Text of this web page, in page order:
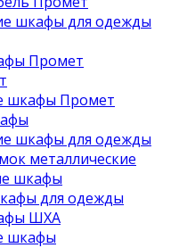
шкафы для одежды
Промет
шкафы Промет
шкафы для одежды
металлические
шкафы
для одежды
ШХА
шкафы